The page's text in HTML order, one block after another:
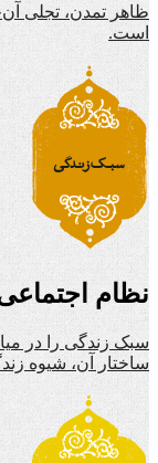
ظاهر تمدن، تجلی
است.
نظام
سبک زندگی را در
ساختار آن، شیوه